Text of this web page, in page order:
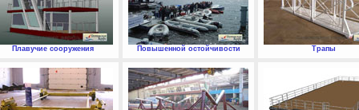
Плавучие сооружения Повышенной остойчивости Трапы